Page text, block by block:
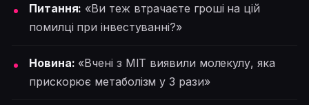
Питання: «Ви теж втрачаєте гроші на цій
помилці при інвестуванні?»
Новина: «Вчені з MIT виявили молекулу, яка
прискорює метаболізм у 3 рази»